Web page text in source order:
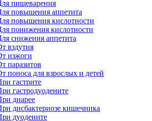
пищеварения
повышения аппетита
повышения кислотности
понижения кислотности
снижения аппетита
вздутия
изжоги
паразитов
поноса для взрослых и детей
гастрите
гастродуодените
диарее
дисбактериозе кишечника
дуодените